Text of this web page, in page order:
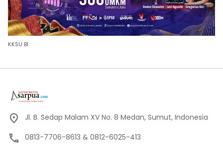
KKSU BI
Jl. B. Sedap Malam XV No. 8 Medan, Sumut, Indonesia
0813-7706-8613 & 0812-6025-413